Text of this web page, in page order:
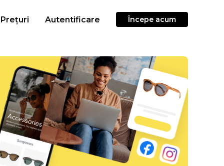
Prețuri Autentificare Începe acum